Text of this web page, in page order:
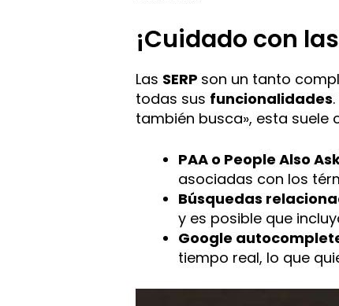
¡Cuidado con
Las SERP son un tanto
todas sus funcionalidades
también busca», esta suele
PAA o People Also
asociadas con los
Búsquedas
y es posible que
Google
tiempo real, lo que